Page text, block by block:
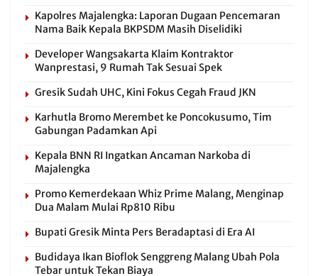
Kapolres Majalengka: Laporan Dugaan Pencemaran
Nama Baik Kepala BKPSDM Masih Diselidiki
Developer Wangsakarta Klaim Kontraktor
Wanprestasi, 9 Rumah Tak Sesuai Spek
Gresik Sudah UHC, Kini Fokus Cegah Fraud JKN
Karhutla Bromo Merembet ke Poncokusumo, Tim
Gabungan Padamkan Api
Kepala BNN RI Ingatkan Ancaman Narkoba di
Majalengka
Promo Kemerdekaan Whiz Prime Malang, Menginap
Dua Malam Mulai Rp810 Ribu
Bupati Gresik Minta Pers Beradaptasi di Era AI
Budidaya Ikan Bioflok Senggreng Malang Ubah Pola
Tebar untuk Tekan Biaya